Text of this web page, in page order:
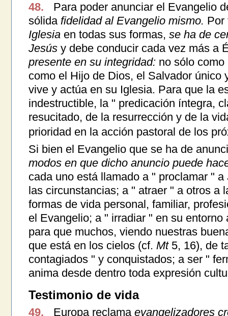
48.
Para poder anunciar el Evangelio
sólida fidelidad al Evangelio mismo. Por
Iglesiaen todas sus formas, se ha de
Jesúsy debe conducir cada vez más a
presente en su integridad:no sólo como
como el Hijo de Dios, el Salvador único
vive y actúa en su Iglesia. Para que la
indestructible, la " predicación íntegra,
resucitado, de la resurrección y de la
prioridad en la acción pastoral de los
Si bien el Evangelio que se ha de
modos en que dicho anuncio puede
cada uno está llamado a " proclamar "
las circunstancias; a " atraer " a otros a
formas de vida personal, familiar,
el Evangelio; a " irradiar " en su
para que muchos, viendo nuestras
que está en los cielos (cf. Mt5, 16), de
contagiados " y conquistados; a ser "
anima desde dentro toda expresión
Testimonio de vida
49. Europa reclama evangelizadores